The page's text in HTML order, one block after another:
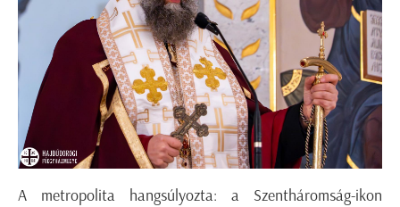
A metropolita hangsúlyozta: a Szentháromság-ikon